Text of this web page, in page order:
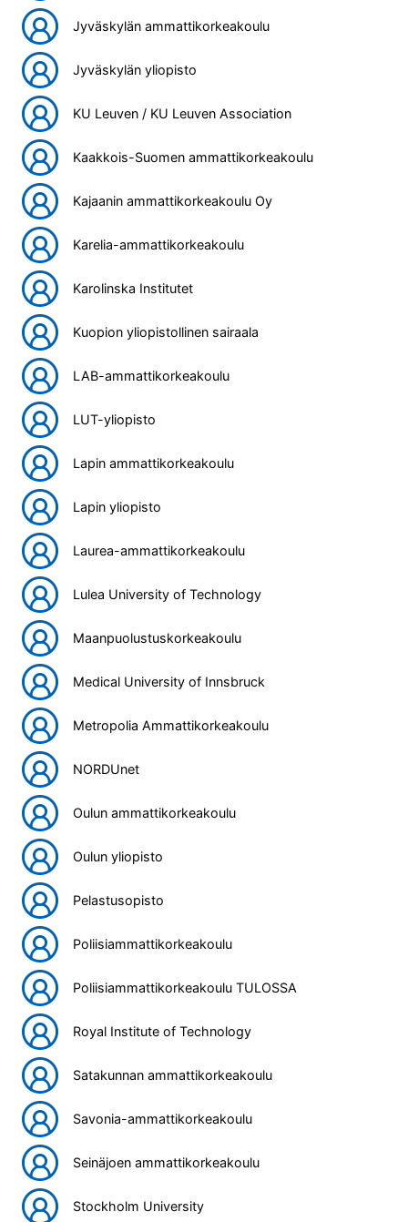
Jyväskylän ammattikorkeakoulu
Jyväskylän yliopisto
KU Leuven / KU Leuven Association
Kaakkois-Suomen ammattikorkeakoulu
Kajaanin ammattikorkeakoulu Oy
Karelia-ammattikorkeakoulu
Karolinska Institutet
Kuopion yliopistollinen sairaala
LAB-ammattikorkeakoulu
LUT-yliopisto
Lapin ammattikorkeakoulu
Lapin yliopisto
Laurea-ammattikorkeakoulu
Lulea University of Technology
Maanpuolustuskorkeakoulu
Medical University of Innsbruck
Metropolia Ammattikorkeakoulu
NORDUnet
Oulun ammattikorkeakoulu
Oulun yliopisto
Pelastusopisto
Poliisiammattikorkeakoulu
Poliisiammattikorkeakoulu TULOSSA
Royal Institute of Technology
Satakunnan ammattikorkeakoulu
Savonia-ammattikorkeakoulu
Seinäjoen ammattikorkeakoulu
Stockholm University